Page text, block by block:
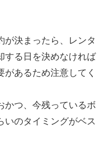
が決まったら、レンタ
する日を決めなければ
あるため注意してく
かつ、今残っているボ
いのタイミングがベス